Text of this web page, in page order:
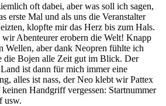
oft dabei, aber was soll ich sagen,
erste Mal und als uns die Veranstalter
klopfte mir das Herz bis zum Hals.
Abenteurer erobern die Welt! Knapp
Wellen, aber dank Neopren fühlte ich
die Bojen alle Zeit gut im Blick. Der
ist dann für mich immer eine
alles ist nass, der Neo klebt wir Pattex
Handgriff vergessen: Startnummer
usw.